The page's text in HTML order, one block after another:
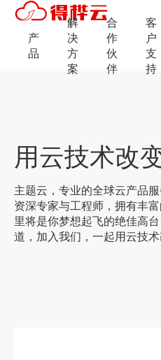
产
品
解
决
方
案
合
作
伙
伴
客
户
支
持
用云技术改
主题云，专业的全球云产品
资深专家与工程师，拥有丰
里将是你梦想起飞的绝佳高
道，加入我们，一起用云技术